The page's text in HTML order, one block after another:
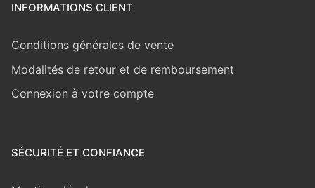
INFORMATIONS CLIENT
Conditions générales de vente
Modalités de retour et de remboursement
Connexion à votre compte
SÉCURITÉ ET CONFIANCE